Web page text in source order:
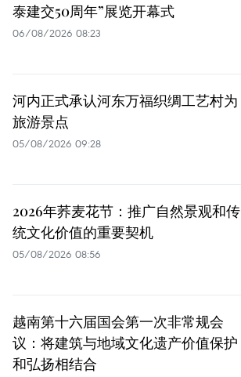
泰建交50周年”展览开幕式
06/08/2026 08:23
河内正式承认河东万福织绸工艺村为
旅游景点
05/08/2026 09:28
2026年荞麦花节：推广自然景观和传
统文化价值的重要契机
05/08/2026 08:56
越南第十六届国会第一次非常规会
议：将建筑与地域文化遗产价值保护
和弘扬相结合